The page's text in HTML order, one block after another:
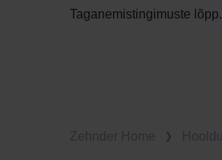
Taganemistingimuste lõpp.